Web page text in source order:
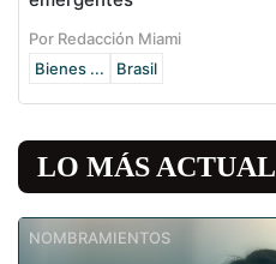
Por Redacción Miami
Bienes ...
Brasil
LO MÁS ACTUAL
NOMBRAMIENTOS